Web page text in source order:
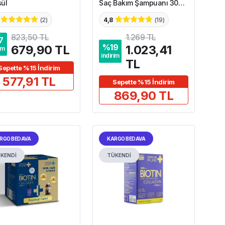
(2)
823,50 TL
679,90 TL
%15 İndirim
577,91 TL
Saç Bakım Şampuanı 300
ml
4,8 (19)
%19
indirim
1.269 TL
1.023,41
TL
Sepette %15 İndirim
869,90 TL
BEDAVA KARGO BEDAVA
TÜKENDİ